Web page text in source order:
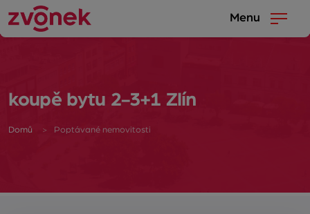
Menu
koupě bytu 2-3+1 Zlín
Domů Poptávané nemovitosti